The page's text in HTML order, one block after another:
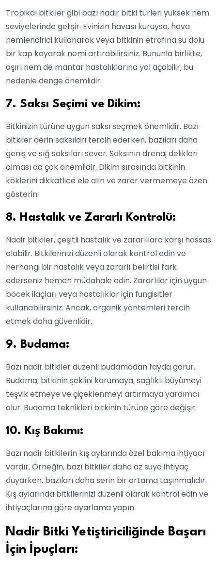
Tropikal bitkiler gibi bazı nadir bitki türleri yüksek nem
seviyelerinde gelişir. Evinizin havası kuruysa, hava
nemlendirici kullanarak veya bitkinin etrafına su dolu
bir kap koyarak nemi artırabilirsiniz. Bununla birlikte,
aşırı nem de mantar hastalıklarına yol açabilir, bu
nedenle denge önemlidir.
7. Saksı Seçimi ve Dikim:
Bitkinizin türüne uygun saksı seçmek önemlidir. Bazı
bitkiler derin saksıları tercih ederken, bazıları daha
geniş ve sığ saksıları sever. Saksının drenaj delikleri
olması da çok önemlidir. Dikim sırasında bitkinin
köklerini dikkatlice ele alın ve zarar vermemeye özen
gösterin.
8. Hastalık ve Zararlı Kontrolü:
Nadir bitkiler, çeşitli hastalık ve zararlılara karşı hassas
olabilir. Bitkilerinizi düzenli olarak kontrol edin ve
herhangi bir hastalık veya zararlı belirtisi fark
ederseniz hemen müdahale edin. Zararlılar için uygun
böcek ilaçları veya hastalıklar için fungisitler
kullanabilirsiniz. Ancak, organik yöntemleri tercih
etmek daha güvenlidir.
9. Budama:
Bazı nadir bitkiler düzenli budamadan fayda görür.
Budama, bitkinin şeklini korumaya, sağlıklı büyümeyi
teşvik etmeye ve çiçeklenmeyi artırmaya yardımcı
olur. Budama teknikleri bitkinin türüne göre değişir.
10. Kış Bakımı:
Bazı nadir bitkilerin kış aylarında özel bakıma ihtiyacı
vardır. Örneğin, bazı bitkiler daha az suya ihtiyaç
duyarken, bazıları daha serin bir ortama taşınmalıdır.
Kış aylarında bitkilerinizi düzenli olarak kontrol edin ve
ihtiyaçlarına göre ayarlama yapın.
Nadir Bitki Yetiştiriciliğinde Başarı
İçin İpuçları: